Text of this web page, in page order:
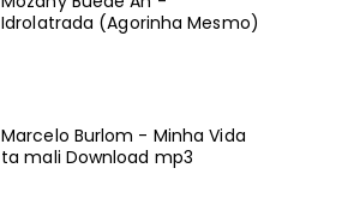
Idrolatrada (Agorinha Mesmo)
Marcelo Burlom - Minha Vida
ta mali Download mp3